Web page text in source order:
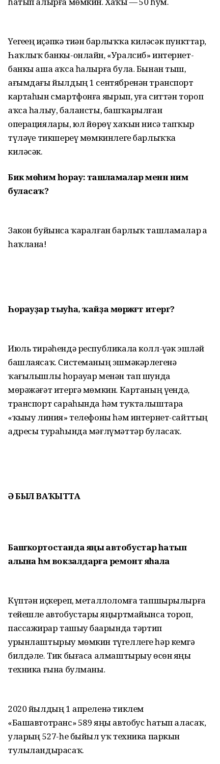
Үҙегеҙҙең иҫәпкә тиҙҙән барлыҡҡа киләсәк пункттар,
Һаҡлыҡ банкы-онлайн, «Уралсиб» интернет-
банкы аша аҡса һалырға була. Бынан тыш,
ағымдағы йылдың 1 сентябренән транспорт
картаһын смартфонға яҙҙырып, уға ситтән тороп
аҡса һалыу, балансты, башҡарылған
операцияларҙы, юл йөрөү хаҡын нисә тапҡыр
түләүҙе тикшереү мөмкинлеге барлыҡҡа
киләсәк.
Бик мөһим һорау: ташламалар менән нимә
буласаҡ?
Закон буйынса ҡаралған барлыҡ ташламалар ҙа
һаҡлана!
Һорауҙар тыуһа, ҡайҙа мөрәжәғәт итергә?
Июль тирәһендә республикала колл-үҙәк эшләй
башлаясаҡ. Системаның эшмәкәрлегенә
ҡағылышлы һорауҙар менән тап шунда
мөрәжәғәт итергә мөмкин. Картаның үҙендә,
транспорт сараһында һәм туҡталыштарҙа
«ҡыҙыу линия» телефоны һәм интернет-сайттың
адресы тураһында мәғлүмәттәр буласаҡ.
Ә БЫЛ ВАҠЫТТА
Башҡортостанда яңы автобустар һатып
алына һәм вокзалдарға ремонт яһала
Күптән иҫкереп, металлоломға тапшырылырға
тейешле автобустарҙы яңыртмайынса тороп,
пассажирҙар ташыу баҙарында тәртип
урынлаштырыу мөмкин түгеллеге һәр кемгә
билдәле. Тик бығаса алмаштырыу өсөн яңы
техника ғына булманы.
2020 йылдың 1 апреленә тиклем
«Башавтотранс» 589 яңы автобус һатып аласаҡ,
уларҙың 527-һе быйыл уҡ техника паркын
тулыландырасаҡ.